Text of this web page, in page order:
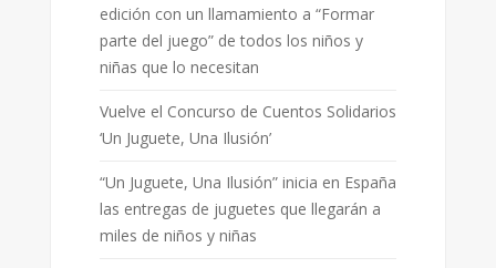
edición con un llamamiento a “Formar
parte del juego” de todos los niños y
niñas que lo necesitan
Vuelve el Concurso de Cuentos Solidarios
‘Un Juguete, Una Ilusión’
“Un Juguete, Una Ilusión” inicia en España
las entregas de juguetes que llegarán a
miles de niños y niñas